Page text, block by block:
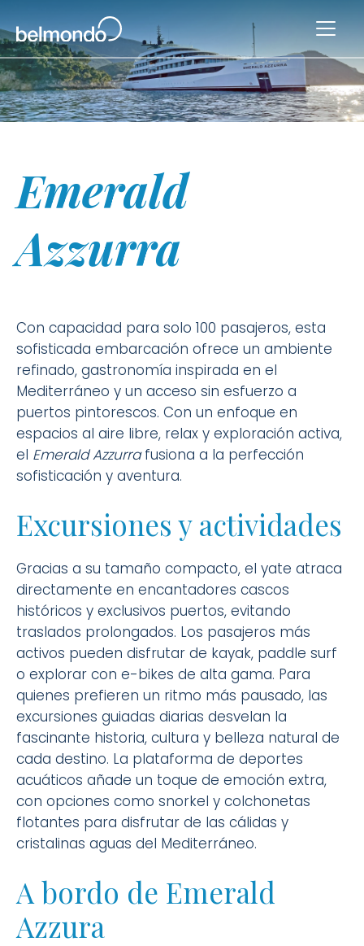
Emerald
Azzurra
Con capacidad para solo 100 pasajeros, esta
sofisticada embarcación ofrece un ambiente
refinado, gastronomía inspirada en el
Mediterráneo y un acceso sin esfuerzo a
puertos pintorescos. Con un enfoque en
espacios al aire libre, relax y exploración activa,
el Emerald Azzurrafusiona a la perfección
sofisticación y aventura.
Excursiones y actividades
Gracias a su tamaño compacto, el yate atraca
directamente en encantadores cascos
históricos y exclusivos puertos, evitando
traslados prolongados. Los pasajeros más
activos pueden disfrutar de kayak, paddle surf
o explorar con e-bikes de alta gama. Para
quienes prefieren un ritmo más pausado, las
excursiones guiadas diarias desvelan la
fascinante historia, cultura y belleza natural de
cada destino. La plataforma de deportes
acuáticos añade un toque de emoción extra,
con opciones como snorkel y colchonetas
flotantes para disfrutar de las cálidas y
cristalinas aguas del Mediterráneo.
A bordo de Emerald
Azzura